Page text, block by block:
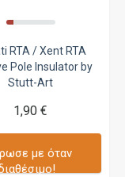
RTA / Xent RTA
Pole Insulator by
Stutt-Art
1,90 €
με όταν